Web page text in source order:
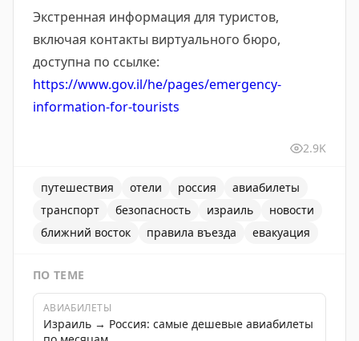
Экстренная информация для туристов,
включая контакты виртуального бюро,
доступна по ссылке:
https://www.gov.il/he/pages/emergency-
information-for-tourists
2.9K
путешествия отели россия
авиабилеты
транспорт
безопасность израиль
новости
ближний восток
правила въезда евакуация
ПО ТЕМЕ
АВИАБИЛЕТЫ
Израиль → Россия: самые дешевые авиабилеты